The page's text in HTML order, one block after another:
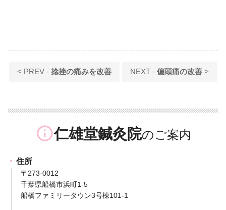
< PREV -捻挫の痛みを改善 NEXT - 偏頭痛の改善>
info_outline仁雄堂鍼灸院
住所
〒273-0012
千葉県船橋市浜町1-5
船橋ファミリータウン3号棟101-1